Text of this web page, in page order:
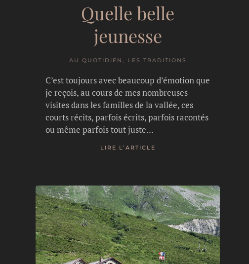
Quelle belle
jeunesse
AU QUOTIDIEN, LES TRADITIONS
C’est toujours avec beaucoup d’émotion que
je reçois, au cours de mes nombreuses
visites dans les familles de la vallée, ces
courts récits, parfois écrits, parfois racontés
ou même parfois tout juste…
LIRE L’ARTICLE